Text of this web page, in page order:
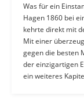
Was für ein
Hagen 1860 bei
kehrte direkt mit
Mit einer
gegen die besten
der einzigartigen
ein weiteres